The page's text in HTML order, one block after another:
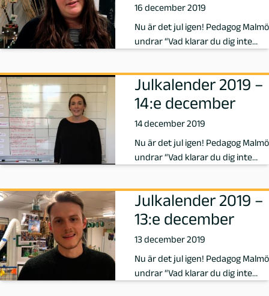
16 december 2019
Nu är det jul igen! Pedagog Malmö
undrar “Vad klarar du dig inte
Julkalender 2019 –
14:e december
14 december 2019
Nu är det jul igen! Pedagog Malmö
undrar “Vad klarar du dig inte
Julkalender 2019 –
13:e december
13 december 2019
Nu är det jul igen! Pedagog Malmö
undrar “Vad klarar du dig inte